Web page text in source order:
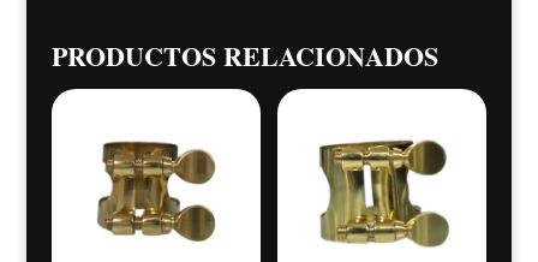
PRODUCTOS RELACIONADOS